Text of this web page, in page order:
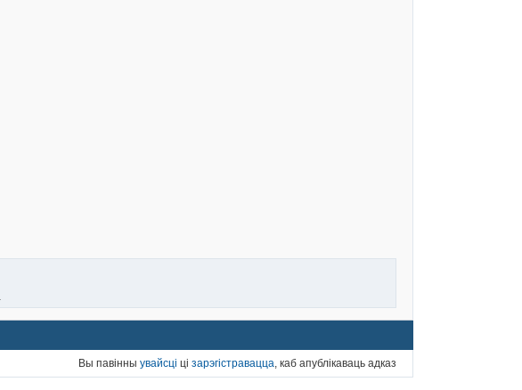
Вы павінны увайсці ці зарэгістравацца , каб апублікаваць адказ